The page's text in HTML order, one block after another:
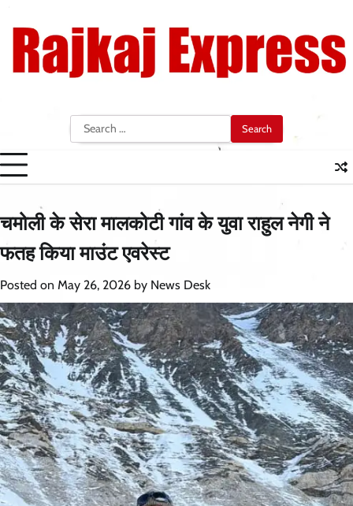
content
Search
for:
चमोली के सेरा मालकोटी गांव के युवा राहुल नेगी ने
फतह किया माउंट एवरेस्ट
Posted on May 26, 2026 by News Desk